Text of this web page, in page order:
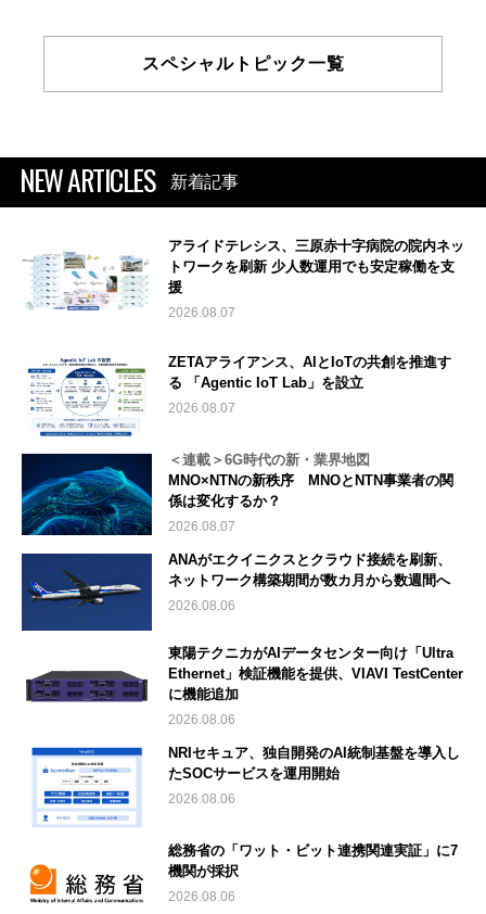
スペシャルトピック一覧
NEW ARTICLES 新着記事
アライドテレシス、三原赤十字病院の院内ネッ
トワークを刷新 少人数運用でも安定稼働を支
援
2026.08.07
ZETAアライアンス、AIとIoTの共創を推進す
る 「Agentic IoT Lab」を設立
2026.08.07
＜連載＞6G時代の新・業界地図
MNO×NTNの新秩序 MNOとNTN事業者の関
係は変化するか？
2026.08.07
ANAがエクイニクスとクラウド接続を刷新、
ネットワーク構築期間が数カ月から数週間へ
2026.08.06
東陽テクニカがAIデータセンター向け「Ultra
Ethernet」検証機能を提供、VIAVI TestCenter
に機能追加
2026.08.06
NRIセキュア、独自開発のAI統制基盤を導入し
たSOCサービスを運用開始
2026.08.06
総務省の「ワット・ビット連携関連実証」に7
機関が採択
2026.08.06